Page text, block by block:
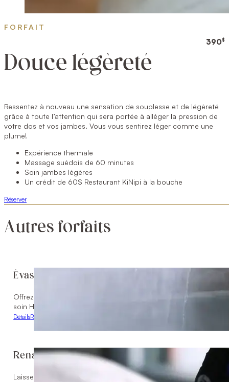
FORFAIT
Douce légèreté
390$
Ressentez à nouveau une sensation de souplesse et de légèreté
grâce à toute l’attention qui sera portée à alléger la pression de
votre dos et vos jambes. Vous vous sentirez léger comme une
plume!
Expérience thermale
Massage suédois de 60 minutes
Soin jambes légères
Un crédit de 60$ Restaurant KiNipi à la bouche
Réserver
Autres forfaits
Évasion Éclatante
Offrez-vous une Évasion Éclatante ! Une nuitée en suite
soin Hydrafacial Deluxe pour un repos revitalisée.
DétailsRéserver
Renaissance
Laissez-vous envelopper par le Soin Voile de Satin, suivi d’un